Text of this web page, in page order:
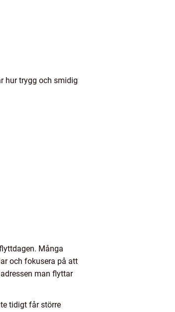
hur trygg och smidig
Många
och fokusera på att
man flyttar
tidigt får större